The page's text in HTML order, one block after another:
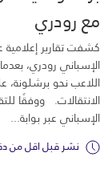
مع رودري
كشفت تقارير
الإسباني رودري،
اللاعب نحو
الانتقالات. ووفقًا
الإسباني عبر بوابة...
نشر قبل اقل من